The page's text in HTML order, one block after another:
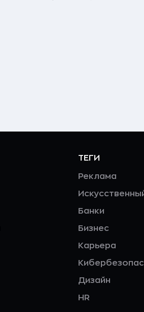
ТЕГИ
Реклама
Банки
Бизнес
Карьера
Дизайн
HR